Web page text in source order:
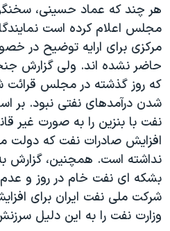
هر چند که عماد حسینی،
مجلس اعلام کرده است
مرکزی برای ارایه توضیح در
حاضر نشده اند. ولی گزارش
که روز گذشته در مجلس قرائت
شدن درآمدهای نفتی نبود. بر
نفت با بنزین را به صورت غیر
افزایش صادرات نفت که
بشکه ای نفت خام در روز و
شرکت ملی نفت ایران برای
وزارت نفت را به این دلیل